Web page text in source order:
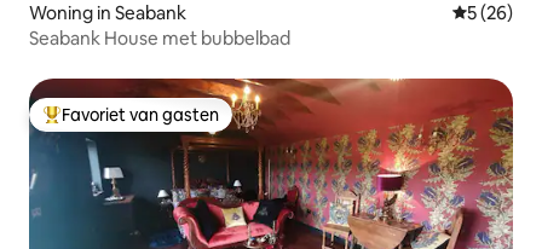
Woning in Seabank
5 (26)
Seabank House met bubbelbad
Topfavoriet van gasten
Favoriet van gasten